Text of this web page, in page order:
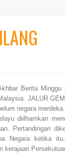
Berita
JALUR
negara
diilhamkan
Pertandingan
Negara ketika
kerajaan